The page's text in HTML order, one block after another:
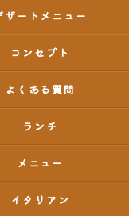
ザートメニュー
コンセプト
よくある質問
ランチ
メニュー
イタリアン